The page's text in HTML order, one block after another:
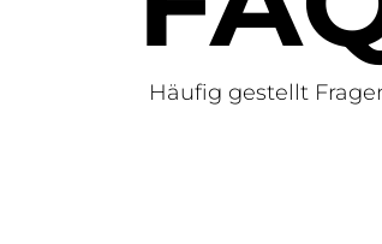
Häufig gestellt